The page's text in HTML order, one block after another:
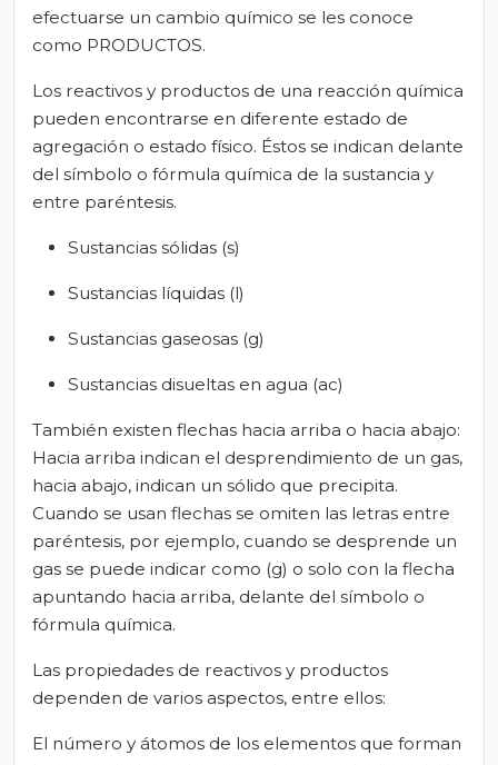
efectuarse un cambio químico se les conoce
como PRODUCTOS.
Los reactivos y productos de una reacción química
pueden encontrarse en diferente estado de
agregación o estado físico. Éstos se indican delante
del símbolo o fórmula química de la sustancia y
entre paréntesis.
Sustancias sólidas (s)
Sustancias líquidas (l)
Sustancias gaseosas (g)
Sustancias disueltas en agua (ac)
También existen flechas hacia arriba o hacia abajo:
Hacia arriba indican el desprendimiento de un gas,
hacia abajo, indican un sólido que precipita.
Cuando se usan flechas se omiten las letras entre
paréntesis, por ejemplo, cuando se desprende un
gas se puede indicar como (g) o solo con la flecha
apuntando hacia arriba, delante del símbolo o
fórmula química.
Las propiedades de reactivos y productos
dependen de varios aspectos, entre ellos:
El número y átomos de los elementos que forman